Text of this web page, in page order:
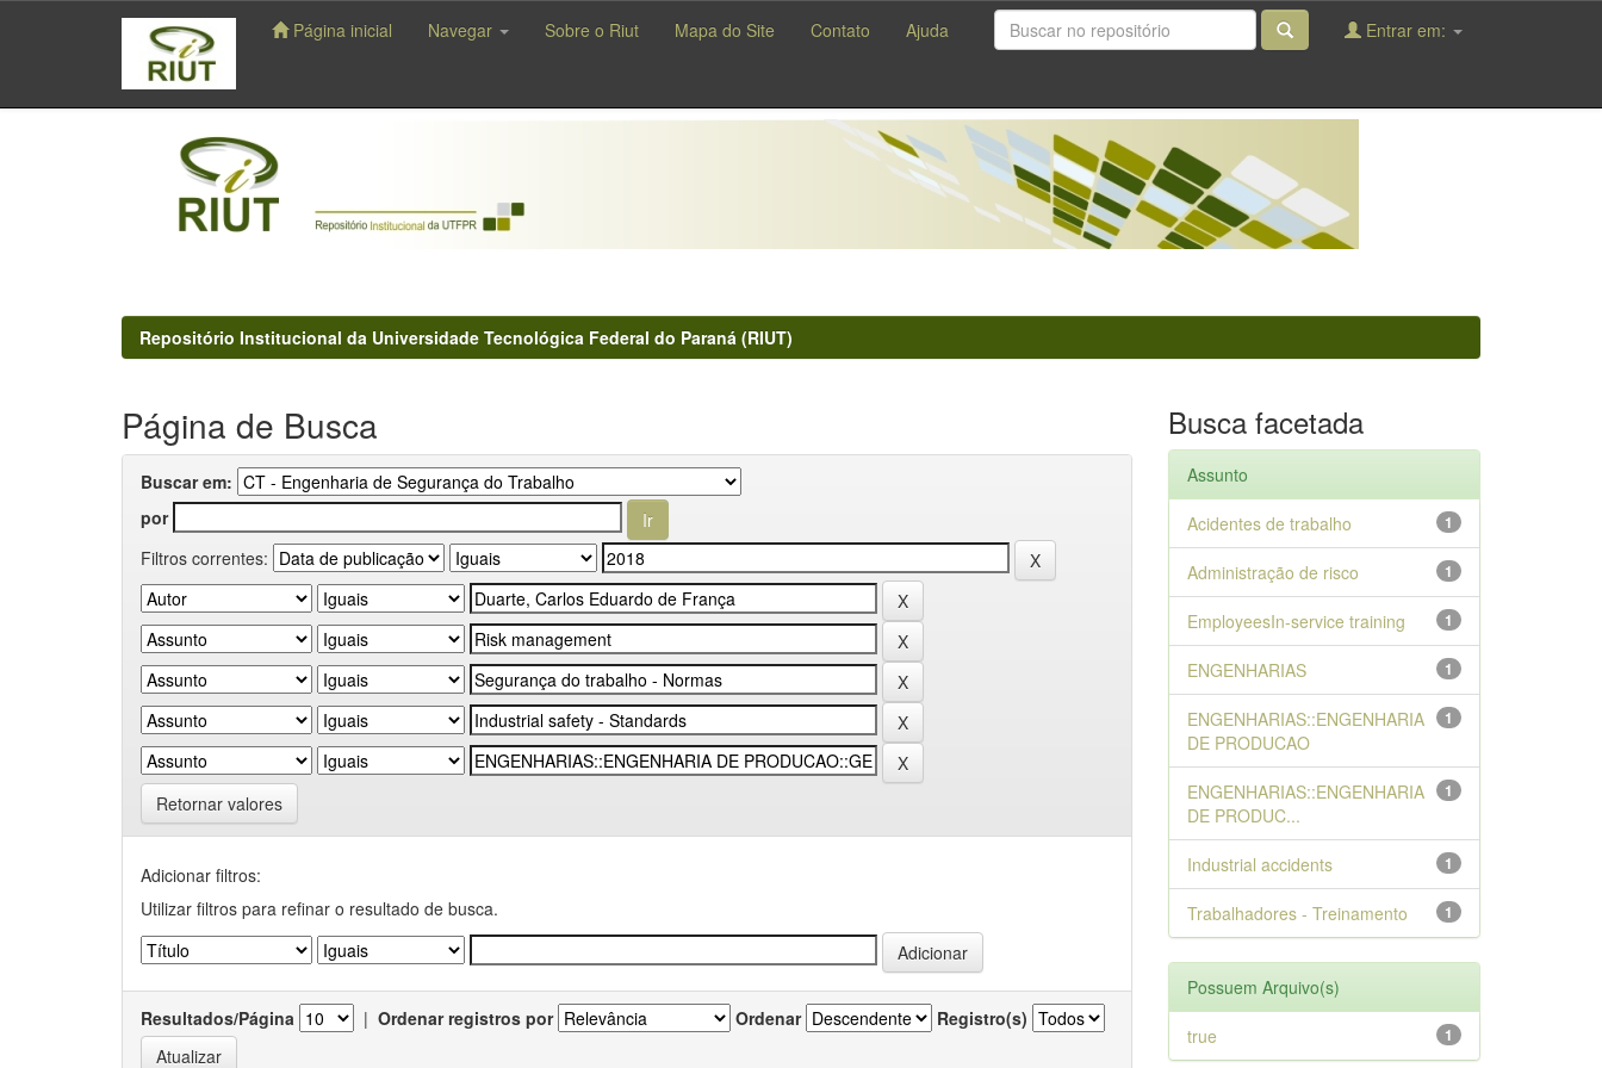
navigation
Página inicial Navegar Sobre o Riut Mapa do Site Contato Ajuda Entrar em:
Repositório Institucional da Universidade Tecnológica Federal do Paraná (RIUT)
Página de Busca
Buscar em:
por
Filtros correntes:
Retornar valores
Adicionar filtros:
Utilizar filtros para refinar o resultado de busca.
Resultados/Página | Ordenar registros por Ordenar Registro(s)
Busca facetada
Assunto
1
Acidentes de trabalho
1
Administração de risco
1
EmployeesIn-service training
1
ENGENHARIAS
1
ENGENHARIAS::ENGENHARIA
DE PRODUCAO
1
ENGENHARIAS::ENGENHARIA
DE PRODUC...
1
Industrial accidents
1
Trabalhadores - Treinamento
Possuem Arquivo(s)
1
true